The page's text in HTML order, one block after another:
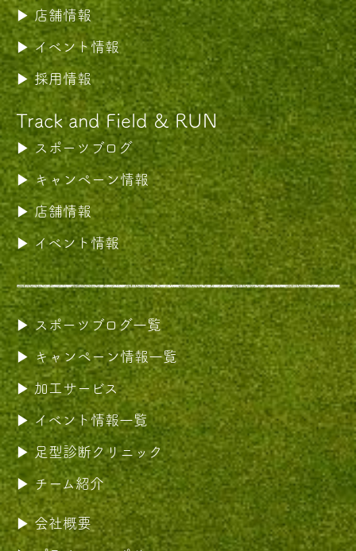
店舗情報
イベント情報
採用情報
Track and Field & RUN
スポーツブログ
キャンペーン情報
店舗情報
イベント情報
スポーツブログ一覧
キャンペーン情報一覧
加工サービス
イベント情報一覧
足型診断クリニック
チーム紹介
会社概要